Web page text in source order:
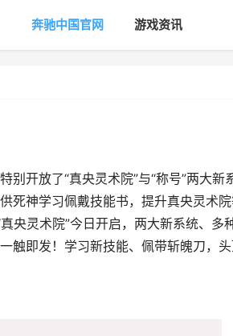
奔驰中国官网 游戏资讯
开放了“真央灵术院”与“称号”两大新
死神学习佩戴技能书，提升真央灵术
央灵术院”今日开启，两大新系统、多
触即发！学习新技能、佩带斩魄刀，